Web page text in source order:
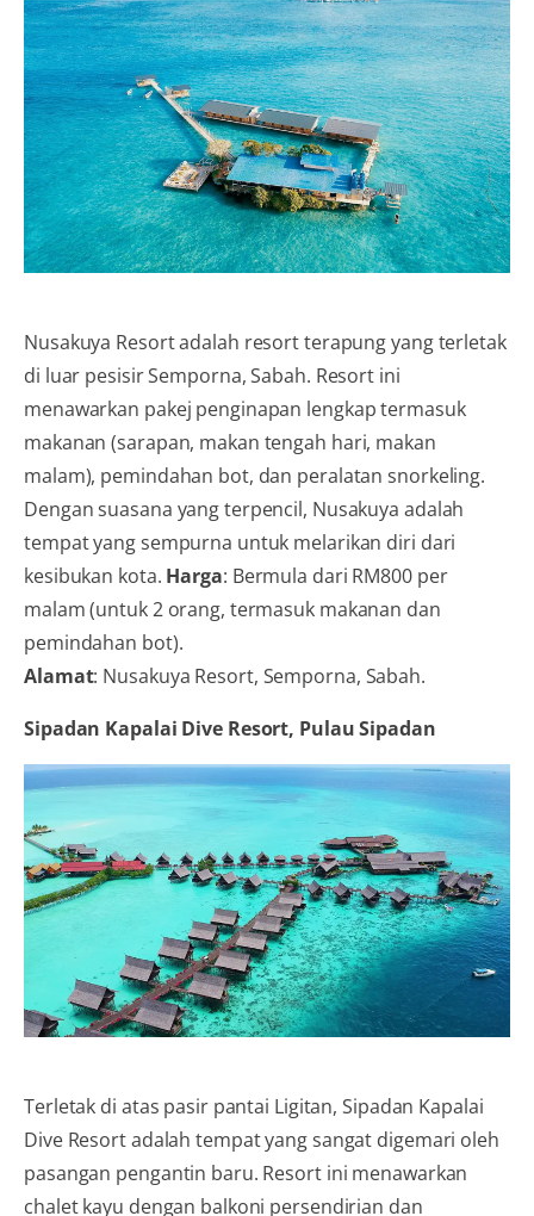
Nusakuya Resort adalah resort terapung yang terletak
di luar pesisir Semporna, Sabah. Resort ini
menawarkan pakej penginapan lengkap termasuk
makanan (sarapan, makan tengah hari, makan
malam), pemindahan bot, dan peralatan snorkeling.
Dengan suasana yang terpencil, Nusakuya adalah
tempat yang sempurna untuk melarikan diri dari
kesibukan kota. Harga: Bermula dari RM800 per
malam (untuk 2 orang, termasuk makanan dan
pemindahan bot).
Alamat: Nusakuya Resort, Semporna, Sabah.
Sipadan Kapalai Dive Resort, Pulau Sipadan
Terletak di atas pasir pantai Ligitan, Sipadan Kapalai
Dive Resort adalah tempat yang sangat digemari oleh
pasangan pengantin baru. Resort ini menawarkan
chalet kayu dengan balkoni persendirian dan